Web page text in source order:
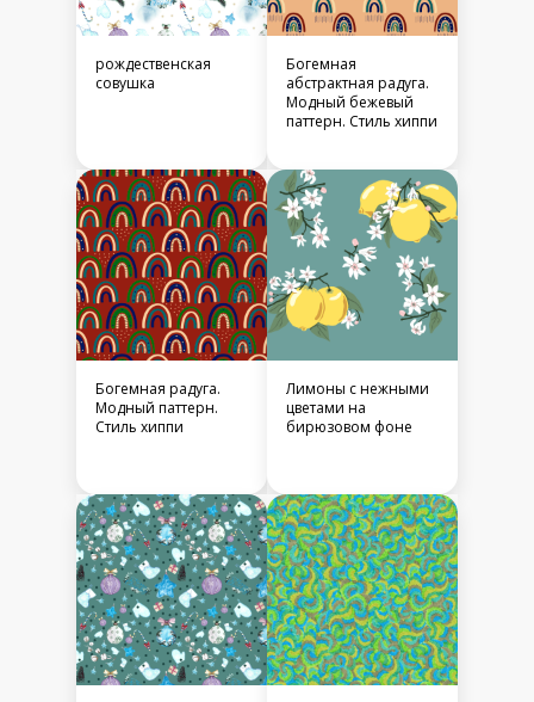
рождественская
совушка
Богемная
абстрактная радуга.
Модный бежевый
паттерн. Стиль хиппи
Богемная радуга.
Модный паттерн.
Стиль хиппи
Лимоны с нежными
цветами на
бирюзовом фоне